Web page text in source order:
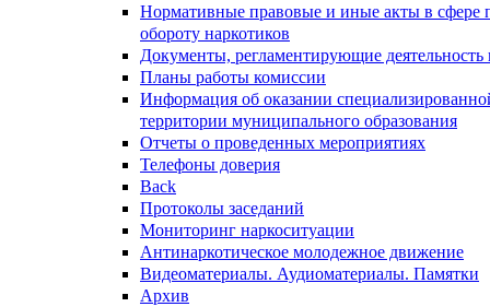
Нормативные правовые и иные акты в сфере
обороту наркотиков
Документы, регламентирующие деятельность
Планы работы комиссии
Информация об оказании
территории муниципального образования
Отчеты о проведенных мероприятиях
Телефоны доверия
Back
Протоколы заседаний
Мониторинг наркоситуации
Антинаркотическое молодежное движение
Видеоматериалы. Аудиоматериалы. Памятки
Архив